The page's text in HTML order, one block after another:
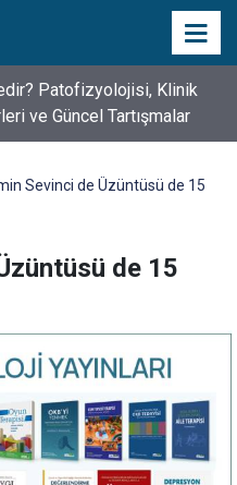
Nasıl Ortaya Çıktı? 10
Sevinci de Üzüntüsü de 15
de 15